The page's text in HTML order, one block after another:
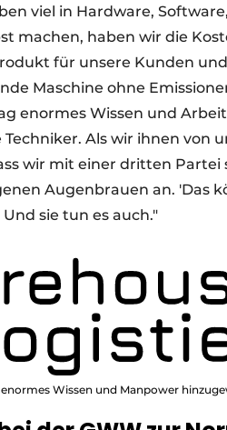
viel in Hardware,
machen, haben wir die
für unsere Kunden
Maschine ohne
enormes Wissen und
Als wir ihnen von
wir mit einer dritten Partei
Augenbrauen an. 'Das
sie tun es auch."
Wissen und Manpower